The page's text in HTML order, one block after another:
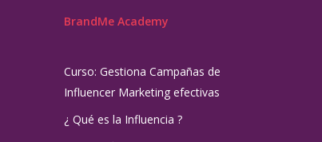
BrandMe Academy
Curso: Gestiona Campañas de
Influencer Marketing efectivas
¿ Qué es la Influencia ?